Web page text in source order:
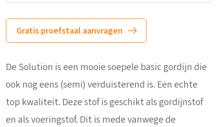
Gratis proefstaal aanvragen
De Solution is een mooie soepele basic gordijn die
ook nog eens (semi) verduisterend is. Een echte
top kwaliteit. Deze stof is geschikt als gordijnstof
en als voeringstof. Dit is mede vanwege de